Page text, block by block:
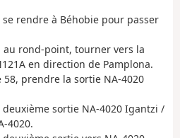
se rendre à Béhobie pour passer
au rond-point, tourner vers la
en direction de Pamplona.
prendre la sortie NA-4020
sortie NA-4020 Igantzi /
4020.